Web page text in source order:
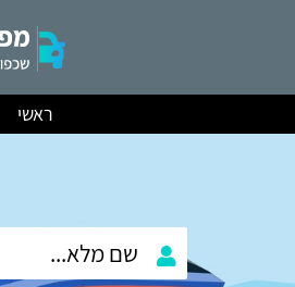
ראשי